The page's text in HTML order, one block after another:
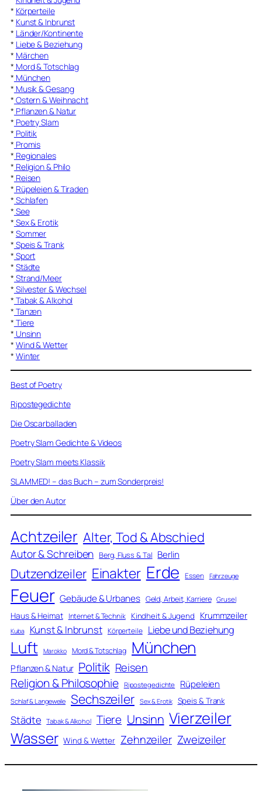
* Körperteile
* Kunst & Inbrunst
* Länder/Kontinente
* Liebe & Beziehung
* Märchen
* Mord & Totschlag
* München
* Musik & Gesang
* Ostern & Weihnacht
* Pflanzen & Natur
* Poetry Slam
* Politik
* Promis
* Regionales
* Religion & Philo
* Reisen
* Rüpeleien & Tiraden
* Schlafen
* See
* Sex & Erotik
* Sommer
* Speis & Trank
* Sport
* Städte
* Strand/Meer
* Silvester & Wechsel
* Tabak & Alkohol
* Tanzen
* Tiere
* Unsinn
* Wind & Wetter
* Winter
Best of Poetry
Ripostegedichte
Die Oscarballaden
Poetry Slam Gedichte & Videos
Poetry Slam meets Klassik
SLAMMED! – das Buch – zum Sonderpreis!
Über den Autor
Achtzeiler Alter, Tod & Abschied
Autor & Schreiben Berg, Fluss & Tal Berlin
Dutzendzeiler Einakter Erde Essen Fahrzeuge
Feuer Gebäude & Urbanes Geld, Arbeit, Karriere Grusel
Haus & Heimat Internet & Technik Kindheit & Jugend Krummzeiler
Kuba Kunst & Inbrunst Körperteile Liebe und Beziehung
Luft Marokko Mord & Totschlag München
Pflanzen & Natur Politik Reisen
Religion & Philosophie Ripostegedichte Rüpeleien
Schlaf & Langeweile Sechszeiler Sex & Erotik Speis & Trank
Städte Tabak & Alkohol Tiere Unsinn Vierzeiler
Wasser Wind & Wetter Zehnzeiler Zweizeiler